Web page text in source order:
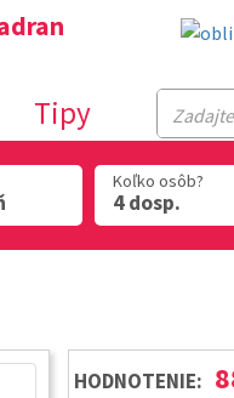
Tipy
Koľko osôb?
4 dosp.
HODNOTENIE: